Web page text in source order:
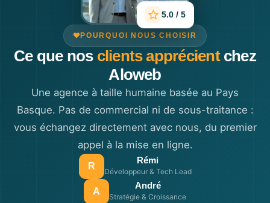
5.0 / 5
POURQUOI NOUS CHOISIR
Ce que nos clients apprécientchez
Aloweb
Une agence à taille humaine basée au Pays
Basque. Pas de commercial ni de sous-traitance :
vous échangez directement avec nous, du premier
appel à la mise en ligne.
R
Rémi
Développeur & Tech Lead
A
André
Stratégie & Croissance